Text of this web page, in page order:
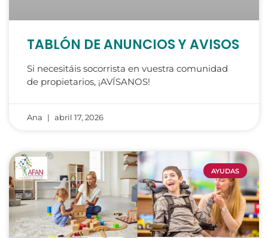
TABLÓN DE ANUNCIOS Y AVISOS
Si necesitáis socorrista en vuestra comunidad
de propietarios, ¡AVÍSANOS!
Ana abril 17, 2026
AYUDAS